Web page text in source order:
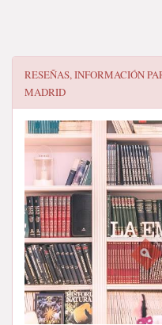
RESEÑAS, INFORMACIÓN
MADRID